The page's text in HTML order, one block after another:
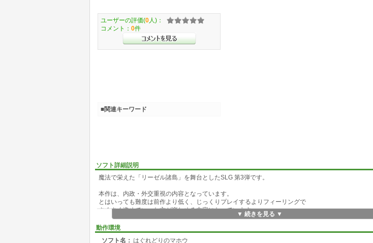
ソフト詳細説明
魔法で栄えた「リーゼル諸島」を舞台としたSLG 第3弾です。
本作は、内政・外交重視の内容となっています。
とはいっても難度は前作より低く、じっくりプレイするよりフィーリングで
さくさく進めていった方が楽しめる内容になっています。
ゲームの画面構成は前作と似たものになっていますが、マップの拠点数・勢力の増加や、
隠し要素の追加など、前作プレイ済みの方でも楽しめる内容になっています。
▼ 続きを見る ▼
動作環境
ソフト名： はぐれどりのマホウ
ユーザーの評価(0 人)：
コメント： 0件
■関連キーワード